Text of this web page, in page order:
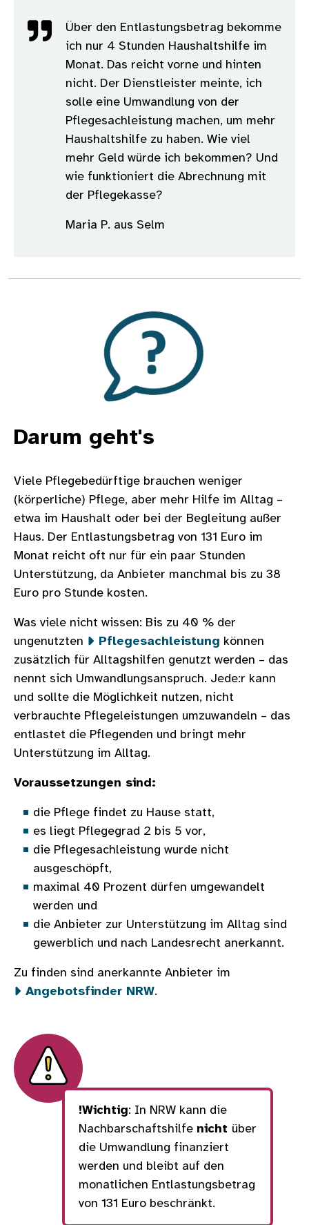
Über den Entlastungsbetrag bekomme
ich nur 4 Stunden Haushaltshilfe im
Monat. Das reicht vorne und hinten
nicht. Der Dienstleister meinte, ich
solle eine Umwandlung von der
Pflegesachleistung machen, um mehr
Haushaltshilfe zu haben. Wie viel
mehr Geld würde ich bekommen? Und
wie funktioniert die Abrechnung mit
der Pflegekasse?
Maria P. aus Selm
Darum geht's
Viele Pflegebedürftige brauchen weniger
(körperliche) Pflege, aber mehr Hilfe im Alltag –
etwa im Haushalt oder bei der Begleitung außer
Haus. Der Entlastungsbetrag von 131 Euro im
Monat reicht oft nur für ein paar Stunden
Unterstützung, da Anbieter manchmal bis zu 38
Euro pro Stunde kosten.
Was viele nicht wissen: Bis zu 40 % der
ungenutzten
Pflegesachleistung können
zusätzlich für Alltagshilfen genutzt werden – das
nennt sich Umwandlungsanspruch. Jede:r kann
und sollte die Möglichkeit nutzen, nicht
verbrauchte Pflegeleistungen umzuwandeln – das
entlastet die Pflegenden und bringt mehr
Unterstützung im Alltag.
Voraussetzungen sind:
die Pflege findet zu Hause statt,
es liegt Pflegegrad 2 bis 5 vor,
die Pflegesachleistung wurde nicht
ausgeschöpft,
maximal 40 Prozent dürfen umgewandelt
werden und
die Anbieter zur Unterstützung im Alltag sind
gewerblich und nach Landesrecht anerkannt.
Zu finden sind anerkannte Anbieter im
Angebotsfinder NRW.
!Wichtig: In NRW kann die
Nachbarschaftshilfe nicht über
die Umwandlung finanziert
werden und bleibt auf den
monatlichen Entlastungsbetrag
von 131 Euro beschränkt.